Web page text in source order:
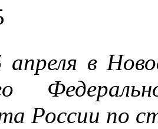
в
России по